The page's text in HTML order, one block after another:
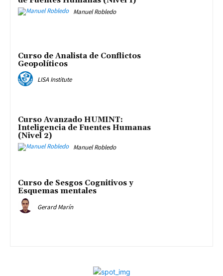
Manuel Robledo
Curso de Analista de Conflictos
Geopolíticos
LISA Institute
Curso Avanzado HUMINT:
Inteligencia de Fuentes Humanas
(Nivel 2)
Manuel Robledo
Curso de Sesgos Cognitivos y
Esquemas mentales
Gerard Marín